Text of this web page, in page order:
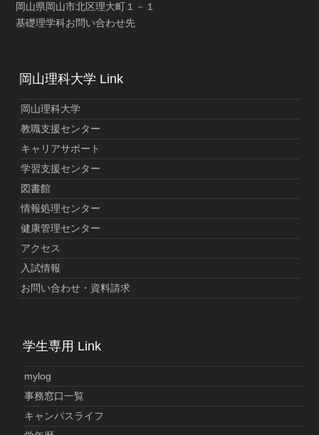
岡山県岡山市北区理大町１－１
基礎理学科お問い合わせ先
岡山理科大学 Link
岡山理科大学
教職支援センター
キャリアサポート
学習支援センター
図書館
情報処理センター
健康管理センター
アクセス
入試情報
お問い合わせ・資料請求
学生専用 Link
mylog
事務窓口一覧
キャンパスライフ